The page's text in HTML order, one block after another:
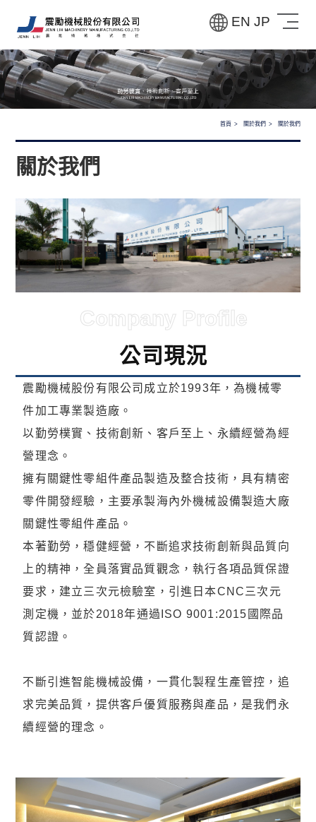
EN JP
首頁 關於我們 關於我們
關於我們
Company Profile
公司現況
震勵機械股份有限公司成立於1993年，為機械零
件加工專業製造廠。
以勤勞樸實、技術創新、客戶至上、永續經營為經
營理念。
擁有關鍵性零組件產品製造及整合技術，具有精密
零件開發經驗，主要承製海內外機械設備製造大廠
關鍵性零組件產品。
本著勤勞，穩健經營，不斷追求技術創新與品質向
上的精神，全員落實品質觀念，執行各項品質保證
要求，建立三次元檢驗室，引進日本CNC三次元
測定機，並於2018年通過ISO 9001:2015國際品
質認證。
不斷引進智能機械設備，一貫化製程生產管控，追
求完美品質，提供客戶優質服務與產品，是我們永
續經營的理念。